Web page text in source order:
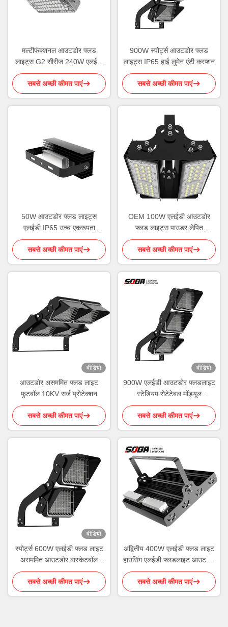
मल्टीफंक्शनल आउटडोर फ्लड
लाइट्स G2 सीरीज 240W एलईडी
फ्लड लाइट
सबसे अच्छी कीमत पाएं
900W स्पोर्ट्स आउटडोर फ्लड
लाइट्स IP65 हाई लुमेन एंटी करप्शन
सबसे अच्छी कीमत पाएं
50W आउटडोर फ्लड लाइट्स
एलईडी IP65 उच्च एकरूपता
रोटेटेबल मॉड्यूल
सबसे अच्छी कीमत पाएं
OEM 100W एलईडी आउटडोर
फ्लड लाइट्स पाउडर लेपित
एल्यूमीनियम आवास
सबसे अच्छी कीमत पाएं
वीडियो
आउटडोर असममित फ्लड लाइट
फुटबॉल 10KV सर्ज प्रोटेक्शन
सबसे अच्छी कीमत पाएं
वीडियो
900W एलईडी आउटडोर फ्लडलाइट
स्टेडियम रोटेटेबल मॉड्यूल
एल्युमिनियम हाउसिंग ROHS
सबसे अच्छी कीमत पाएं
वीडियो
स्पोर्ट्स 600W एलईडी फ्लड लाइट
असममित आउटडोर बास्केटबॉल
लाइटिंग
सबसे अच्छी कीमत पाएं
अद्वितीय 400W एलईडी फ्लड लाइट
हाउसिंग एलईडी फ्लडलाइट आउटडोर
आरओएचएस
सबसे अच्छी कीमत पाएं